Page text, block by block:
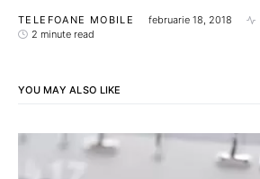
TELEFOANE MOBILE februarie 18, 2018
2 minute read
YOU MAY ALSO LIKE